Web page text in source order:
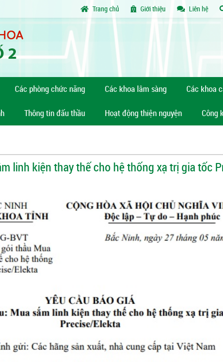
Trang chủ Giới thiệu Liên hệ
Các phòng chức năng Các khoa lâm sàng Các khoa
Thông tin đấu thầu Hoạt động thiện nguyện Công
linh kiện thay thế cho hệ thống xạ trị gia tốc